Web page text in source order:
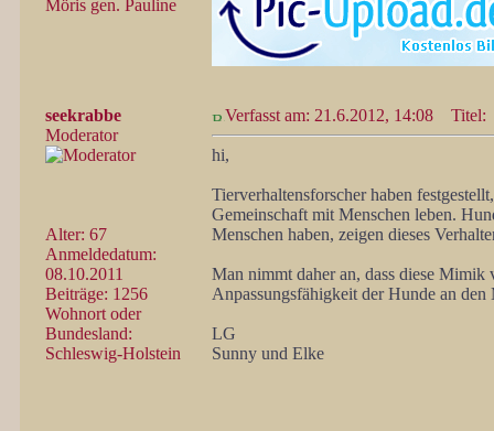
Möris gen. Pauline
seekrabbe
Moderator
Alter: 67
Anmeldedatum:
08.10.2011
Beiträge: 1256
Wohnort oder
Bundesland:
Schleswig-Holstein
Verfasst am: 21.6.2012, 14:08 Titel:
hi,
Tierverhaltensforscher haben
Gemeinschaft mit Menschen leben.
Menschen haben, zeigen dieses
Man nimmt daher an, dass diese Mimik
Anpassungsfähigkeit der Hunde an den
LG
Sunny und Elke